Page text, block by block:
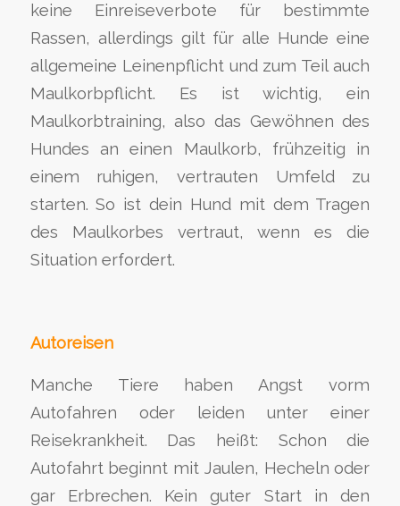
keine Einreiseverbote für bestimmte
Rassen, allerdings gilt für alle Hunde eine
allgemeine Leinenpflicht und zum Teil auch
Maulkorbpflicht. Es ist wichtig, ein
Maulkorbtraining, also das Gewöhnen des
Hundes an einen Maulkorb, frühzeitig in
einem ruhigen, vertrauten Umfeld zu
starten. So ist dein Hund mit dem Tragen
des Maulkorbes vertraut, wenn es die
Situation erfordert.
Autoreisen
Manche Tiere haben Angst vorm
Autofahren oder leiden unter einer
Reisekrankheit. Das heißt: Schon die
Autofahrt beginnt mit Jaulen, Hecheln oder
gar Erbrechen. Kein guter Start in den